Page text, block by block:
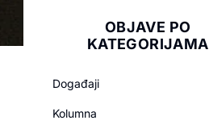
OBJAVE PO
KATEGORIJAMA
Događaji
Kolumna